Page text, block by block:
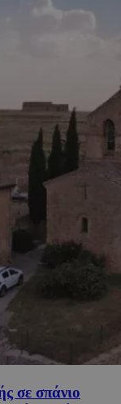
σε σπάνιο